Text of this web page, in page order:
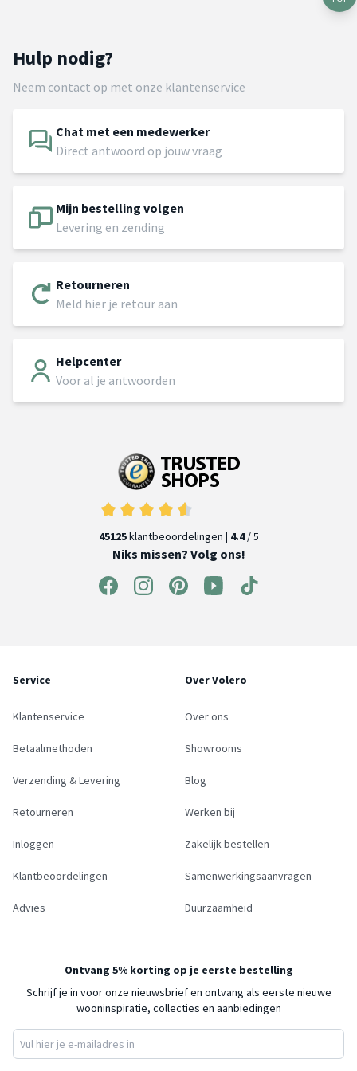
Hulp nodig?
Neem contact op met onze klantenservice
Chat met een medewerker
Direct antwoord op jouw vraag
Mijn bestelling volgen
Levering en zending
Retourneren
Meld hier je retour aan
Helpcenter
Voor al je antwoorden
45125klantbeoordelingen | 4.4/ 5
Niks missen? Volg ons!
Service
Klantenservice
Betaalmethoden
Verzending & Levering
Retourneren
Inloggen
Klantbeoordelingen
Advies
Over Volero
Over ons
Showrooms
Blog
Werken bij
Zakelijk bestellen
Samenwerkingsaanvragen
Duurzaamheid
Ontvang 5% korting op je eerste bestelling
Schrijf je in voor onze nieuwsbrief en ontvang als eerste nieuwe
wooninspiratie, collecties en aanbiedingen